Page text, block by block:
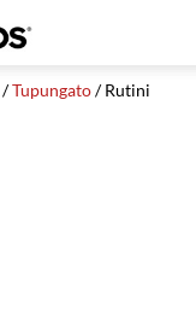
/Tupungato/ Rutini